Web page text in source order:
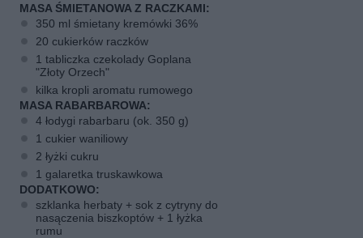
MASA ŚMIETANOWA Z RACZKAMI:
350 ml śmietany kremówki 36%
20 cukierków raczków
1 tabliczka czekolady Goplana
"Złoty Orzech"
kilka kropli aromatu rumowego
MASA RABARBAROWA:
4 łodygi rabarbaru (ok. 350 g)
1 cukier waniliowy
2 łyżki cukru
1 galaretka truskawkowa
DODATKOWO:
szklanka herbaty + sok z cytryny do
nasączenia biszkoptów + 1 łyżka
rumu